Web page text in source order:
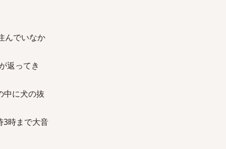
んでいなか
返ってき
中に犬の抜
3時まで大音